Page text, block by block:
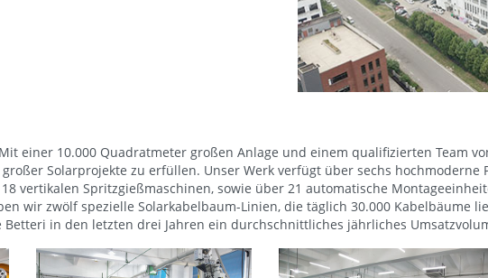
Mit einer 10.000 Quadratmeter großen Anlage und einem qualifizierten Team
Solarprojekte zu erfüllen. Unser Werk verfügt über sechs
vertikalen Spritzgießmaschinen, sowie über 21 automatische
wir zwölf spezielle Solarkabelbaum-Linien, die täglich 30.000 Kabelbäume
in den letzten drei Jahren ein durchschnittliches jährliches